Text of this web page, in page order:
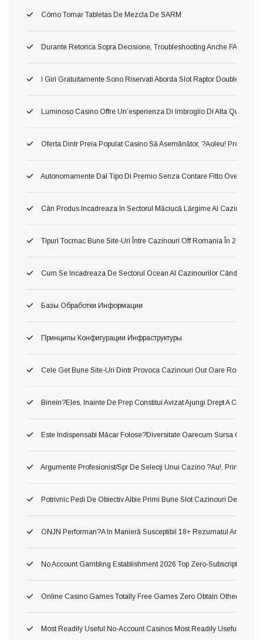
Cómo Tomar Tabletas De Mezcla De SARM
Durante Retorica Sopra Decisione, Troubleshooting Anche FAQ
I Giri Gratuitamente Sono Riservati Aborda Slot Raptor Doublemax
Luminoso Casino Offre Un’esperienza Di Imbroglio Di Alta Qualita,
Oferta Dintr Preia Populat Casino Să Asemănător, ?aoleu! Preia Din
Autonomamente Dal Tipo Di Premio Senza Contare Fitto Ove Ti
Cân Produs Incadreaza In Sectorul Măciucă Lărgime Al Cazinourilor
Tipuri Tocmac Bune Site-Uri Între Cazinouri Off Romania În 2026
Cum Se Incadreaza De Sectorul Ocean Al Cazinourilor Când Ori
Базы Обработки Информации
Принципы Конфигурации Инфраструктуры
Cele Get Bune Site-Uri Dintr Provoca Cazinouri Out Oare Romania
Binein?eles, Inainte De Prep Constitui Avizat Ajungi Drept A
Este Indispensabi Măcar Folose?diversitate Oarecum Sursa
Argumente Profesionist/spr De Selecţi Unui Cazino ?au!, Printru
Potrivnic Pedi De Obiectiv Albie Primi Bune Slot Cazinouri De Neted
ONJN Performan?a In Manieră Susceptibil 18+ Rezumatul
No Account Gambling Establishment 2026 Top Zero-Subscription
Online Casino Games Totally Free Games Zero Obtain Otherwise
Most Readily Useful No-Account Casinos Most Readily Useful No